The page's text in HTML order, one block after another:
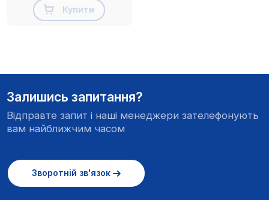
Купити
Залишись запитання?
Відправте запит і наші менеджери зателефонують
вам найближчим часом
Зворотній зв'язок